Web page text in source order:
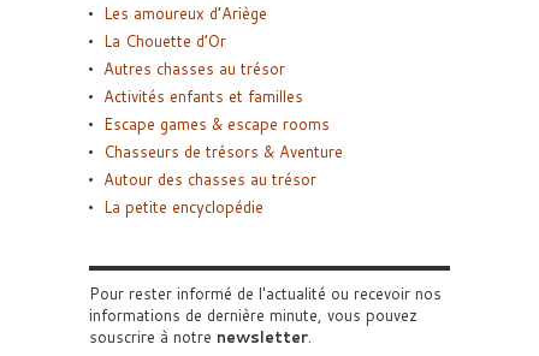
Les amoureux d’Ariège
La Chouette d’Or
Autres chasses au trésor
Activités enfants et familles
Escape games & escape rooms
Chasseurs de trésors & Aventure
Autour des chasses au trésor
La petite encyclopédie
Pour rester informé de l'actualité ou recevoir nos
informations de dernière minute, vous pouvez
souscrire à notre newsletter.